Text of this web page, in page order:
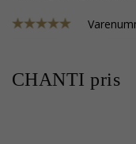
CHANTI pris